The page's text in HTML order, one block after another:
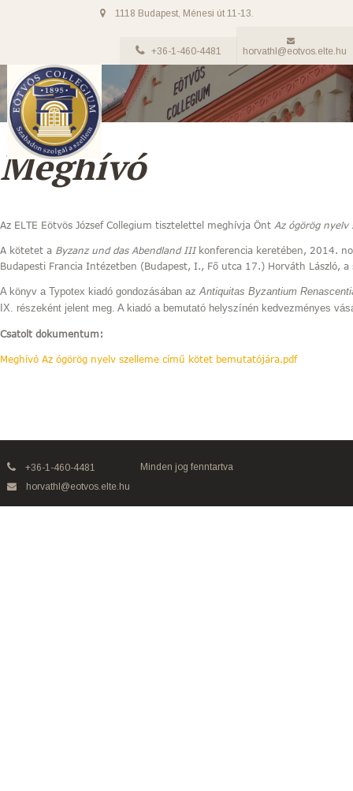
1118 Budapest, Ménesi út 11-13.
+36-1-460-4481 horvathl@eotvos.elte.hu
Meghívó
Az ELTE Eötvös József Collegium tisztelettel meghívja Önt Az ógörög nyelv
A kötetet a Byzanz und das Abendland IIIkonferencia keretében, 2014.
Budapesti Francia Intézetben (Budapest, I., Fő utca 17.) Horváth László,
A könyv a Typotex kiadó gondozásában azAntiquitas Byzantium
IX. részeként jelent meg. A kiadó a bemutató helyszínén kedvezményes
Csatolt dokumentum:
Meghívó Az ógörög nyelv szelleme című kötet bemutatójára.pdf
+36-1-460-4481
horvathl@eotvos.elte.hu
Minden jog fenntartva